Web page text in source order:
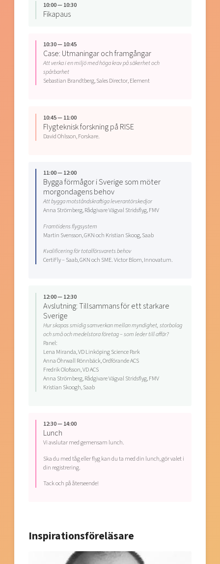
10:00 — 10:30
Fikapaus
10:30 — 10:45
Case: Utmaningar och framgångar
Att verka i en miljö med höga krav på säkerhet och
spårbarhet
Sebastian Brandtberg, Sales Director, Element
10:45 — 11:00
Flygteknisk forskning på RISE
David Ohlsson, Forskare.
11:00 — 12:00
Bygga förmågor i Sverige som möter
morgondagens behov
Att bygga motståndskraftiga leverantörskedjor
Anna Strömberg, Rådgivare Vägval Stridsflyg, FMV
Framtidens flygsystem
Martin Svensson, GKN och Kristian Skoog, Saab
Kvalificering för totalförsvarets behov
CertiFly – Saab, GKN och SME. Victor Blom, Innovatum.
12:00 — 12:30
Avslutning: Tillsammans för ett starkare
Sverige
Hur skapas smidig samverkan mellan myndighet, storbolag
och små och medelstora företag – som leder till affär?
Panel:
Lena Miranda, VD Linköping Science Park
Anna Öhrwall Rönnbäck, Ordförande ACS
Fredrik Olofsson, VD ACS
Anna Strömberg, Rådgivare Vägval Stridsflyg, FMV
Kristian Skoogh, Saab
12:30 — 14:00
Lunch
Vi avslutar med gemensam lunch.
Ska du med tåg eller flyg kan du ta med din lunch, gör valet i
din registrering.
Tack och på återseende!
Inspirationsföreläsare